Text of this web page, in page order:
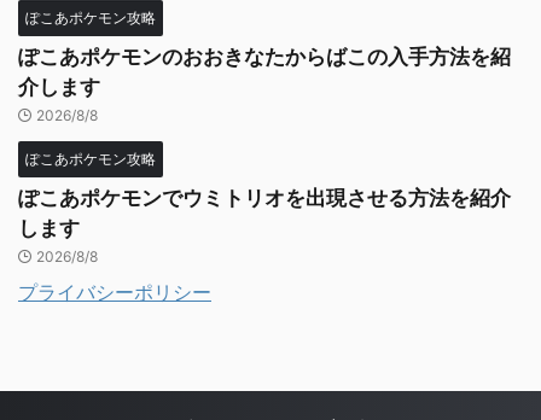
ぽこあポケモン攻略
ぽこあポケモンのおおきなたからばこの入手方法を紹
介します
2026/8/8
ぽこあポケモン攻略
ぽこあポケモンでウミトリオを出現させる方法を紹介
します
2026/8/8
プライバシーポリシー